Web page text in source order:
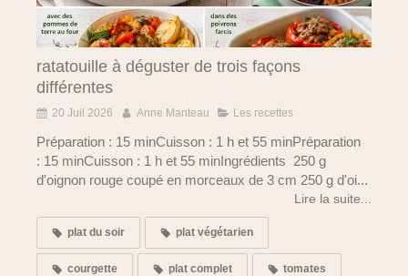
ratatouille à déguster de trois façons
différentes
20 Juil 2026 Anne Manteau Les recettes
Préparation : 15 minCuisson : 1 h et 55 minPréparation
: 15 minCuisson : 1 h et 55 minIngrédients 250 g
d'oignon rouge coupé en morceaux de 3 cm 250 g d'oi...
Lire la suite...
plat du soir plat végétarien
courgette plat complet tomates